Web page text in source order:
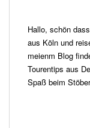
Hallo, schön
aus Köln und
meienm Blog
Tourentips aus
Spaß beim